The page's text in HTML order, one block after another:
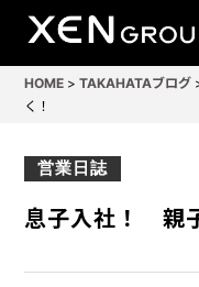
HOME >TAKAHATAブログ
く！
営業日誌
息子入社！ 親